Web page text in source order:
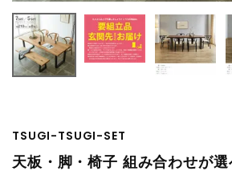
TSUGI-TSUGI-SET
天板・脚・椅子 組み合わせが